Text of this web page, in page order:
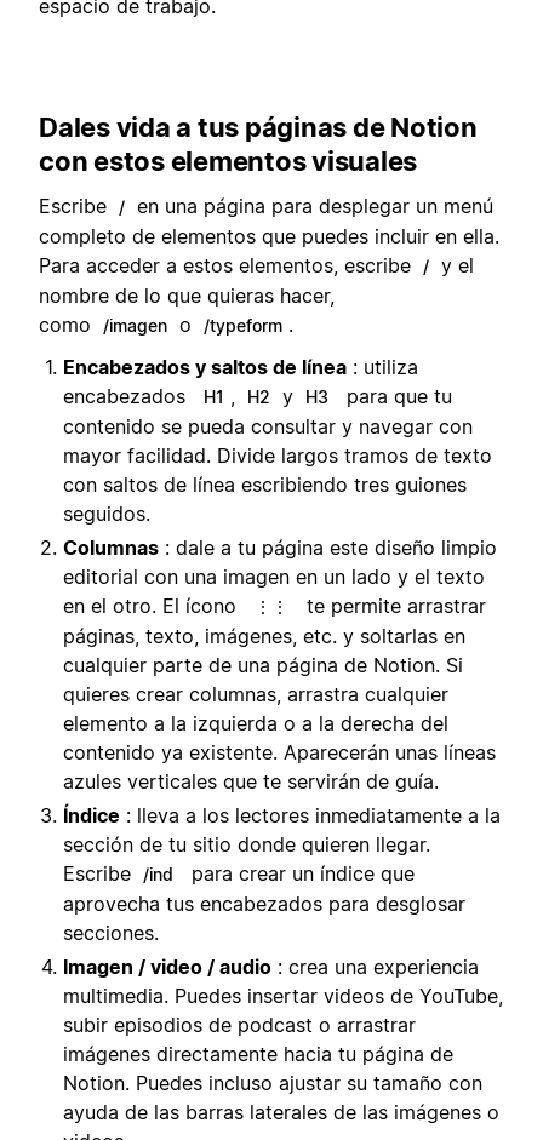
espacio de trabajo.
Dales vida a tus páginas de Notion
con estos elementos visuales
Escribe / en una página para desplegar un menú
completo de elementos que puedes incluir en ella.
Para acceder a estos elementos, escribe
/ y el
nombre de lo que quieras hacer,
como
/imagen o /typeform .
Encabezados y saltos de línea : utiliza
encabezados
H1 , H2 y H3
para que tu
contenido se pueda consultar y navegar con
mayor facilidad. Divide largos tramos de texto
con saltos de línea escribiendo tres guiones
seguidos.
Columnas : dale a tu página este diseño limpio
editorial con una imagen en un lado y el texto
en el otro. El ícono
⋮⋮
te permite arrastrar
páginas, texto, imágenes, etc. y soltarlas en
cualquier parte de una página de Notion. Si
quieres crear columnas, arrastra cualquier
elemento a la izquierda o a la derecha del
contenido ya existente. Aparecerán unas líneas
azules verticales que te servirán de guía.
Índice : lleva a los lectores inmediatamente a la
sección de tu sitio donde quieren llegar.
Escribe
/ind
para crear un índice que
aprovecha tus encabezados para desglosar
secciones.
Imagen / video / audio : crea una experiencia
multimedia. Puedes insertar videos de YouTube,
subir episodios de podcast o arrastrar
imágenes directamente hacia tu página de
Notion. Puedes incluso ajustar su tamaño con
ayuda de las barras laterales de las imágenes o